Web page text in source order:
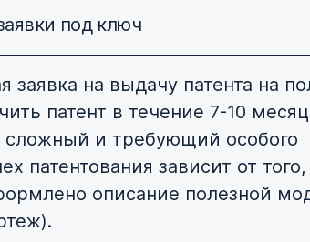
под ключ
заявка на выдачу патента на
патент в течение 7-10
сложный и требующий особого
патентования зависит от того,
описание полезной